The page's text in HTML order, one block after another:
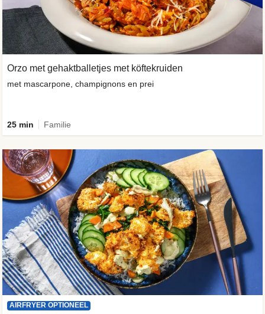
Orzo met gehaktballetjes met köftekruiden
met mascarpone, champignons en prei
25 min Familie
AIRFRYER OPTIONEEL